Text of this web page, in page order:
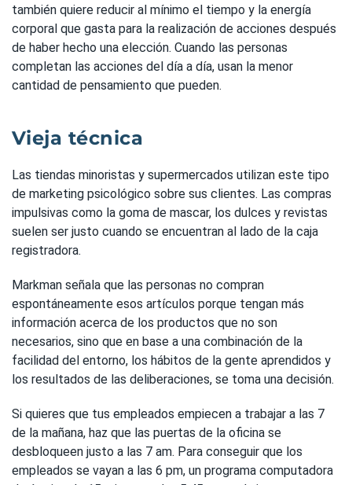
también quiere reducir al mínimo el tiempo y la energía
corporal que gasta para la realización de acciones después
de haber hecho una elección. Cuando las personas
completan las acciones del día a día, usan la menor
cantidad de pensamiento que pueden.
Vieja técnica
Las tiendas minoristas y supermercados utilizan este tipo
de marketing psicológico sobre sus clientes. Las compras
impulsivas como la goma de mascar, los dulces y revistas
suelen ser justo cuando se encuentran al lado de la caja
registradora.
Markman señala que las personas no compran
espontáneamente esos artículos porque tengan más
información acerca de los productos que no son
necesarios, sino que en base a una combinación de la
facilidad del entorno, los hábitos de la gente aprendidos y
los resultados de las deliberaciones, se toma una decisión.
Si quieres que tus empleados empiecen a trabajar a las 7
de la mañana, haz que las puertas de la oficina se
desbloqueen justo a las 7 am. Para conseguir que los
empleados se vayan a las 6 pm, un programa computadora